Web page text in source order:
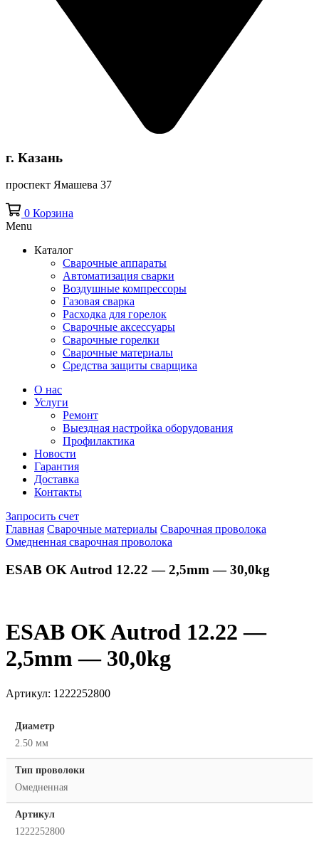
г. Казань
проспект Ямашева 37
0 Корзина
Menu
Каталог
Сварочные аппараты
Автоматизация сварки
Воздушные компрессоры
Газовая сварка
Расходка для горелок
Сварочные аксессуары
Сварочные горелки
Сварочные материалы
Средства защиты сварщика
О нас
Услуги
Ремонт
Выездная настройка оборудования
Профилактика
Новости
Гарантия
Доставка
Контакты
Запросить счет
Главная Сварочные материалы Сварочная проволока
Омедненная сварочная проволока
ESAB OK Autrod 12.22 — 2,5mm — 30,0kg
ESAB OK Autrod 12.22 —
2,5mm — 30,0kg
Артикул: 1222252800
Диаметр
2.50 мм
Тип проволоки
Омедненная
Артикул
1222252800